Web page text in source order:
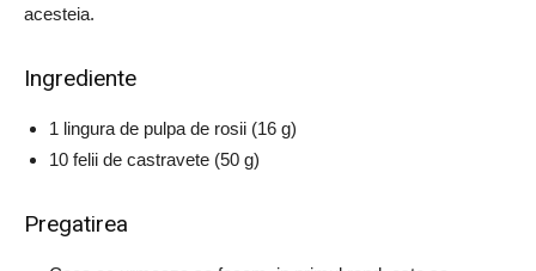
acesteia.
Ingrediente
1 lingura de pulpa de rosii (16 g)
10 felii de castravete (50 g)
Pregatirea